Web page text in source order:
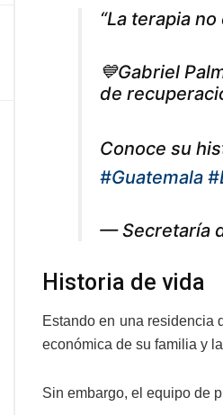
“La terapia
💙Gabriel
de
Conoce su
#Guatemala
— Secretaría
Historia de vida
Estando en una residencia
económica de su familia y
Sin embargo, el equipo de